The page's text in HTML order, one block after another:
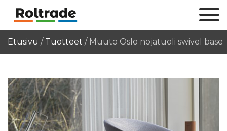
Etusivu / Tuotteet / Muuto Oslo nojatuoli swivel base